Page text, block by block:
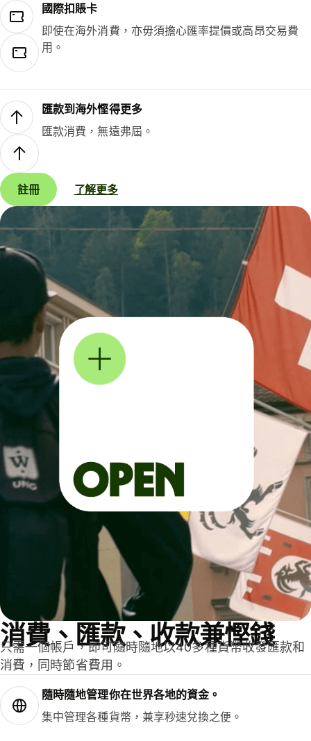
國際扣賬卡
即使在海外消費，亦毋須擔心匯率提價或高昂交易費
用。
匯款到海外慳得更多
匯款消費，無遠弗屆。
註冊 了解更多
消費、匯款、收款兼慳錢
只需一個帳戶，即可隨時隨地以40多種貨幣收發匯款和
消費，同時節省費用。
隨時隨地管理你在世界各地的資金。
集中管理各種貨幣，兼享秒速兌換之便。